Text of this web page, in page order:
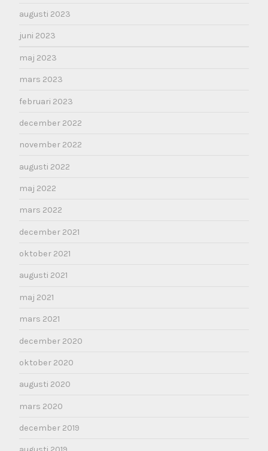
augusti 2023
juni 2023
maj 2023
mars 2023
februari 2023
december 2022
november 2022
augusti 2022
maj 2022
mars 2022
december 2021
oktober 2021
augusti 2021
maj 2021
mars 2021
december 2020
oktober 2020
augusti 2020
mars 2020
december 2019